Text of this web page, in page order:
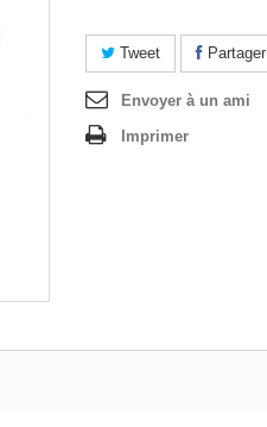
Tweet Partager
Envoyer à un ami
Imprimer